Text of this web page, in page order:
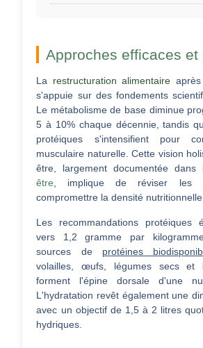
Approches efficaces et
La restructuration alimentaire
s'appuie sur des fondements
Le métabolisme de base diminue
5 à 10% chaque décennie, tandis
protéiques s'intensifient pour
musculaire naturelle. Cette vision
être, largement documentée dans
être , implique de réviser les
compromettre la densité nutritionnelle.
Les recommandations protéiques
vers 1,2 gramme par
sources de protéines
volailles, œufs, légumes secs et
forment l'épine dorsale d'une
L'hydratation revêt également une
avec un objectif de 1,5 à 2 litres
hydriques.